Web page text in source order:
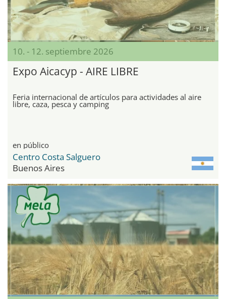
10. - 12. septiembre 2026
Expo Aicacyp - AIRE LIBRE
Feria internacional de artículos para actividades al aire
libre, caza, pesca y camping
en público
Centro Costa Salguero
Buenos Aires